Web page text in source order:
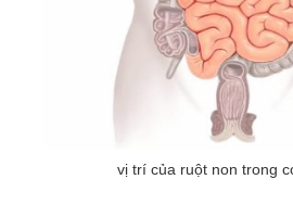
vị trí của ruột non trong